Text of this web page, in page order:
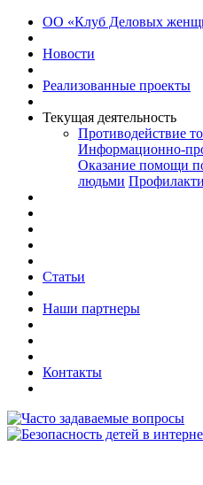
ОО «Клуб Деловых
Новости
Реализованные проекты
Текущая деятельность
Противодействие
Информационно-
Оказание помощи
людьми
Статьи
Наши партнеры
Контакты